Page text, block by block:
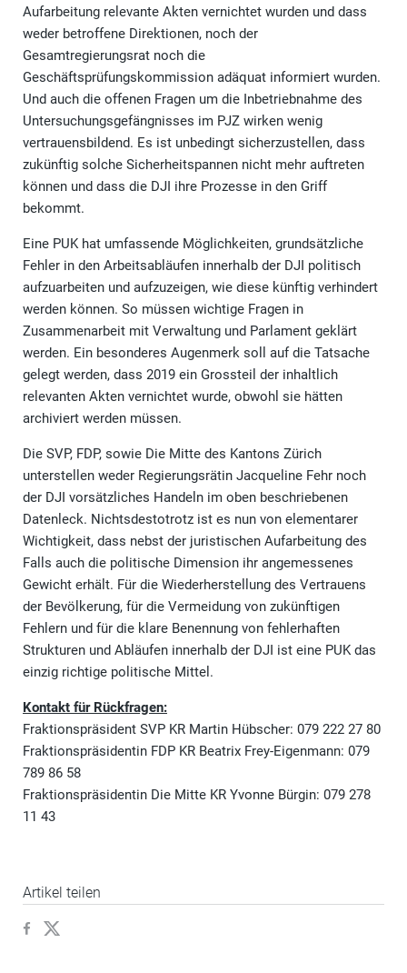
Aufarbeitung relevante Akten vernichtet wurden und dass
weder betroffene Direktionen, noch der
Gesamtregierungsrat noch die
Geschäftsprüfungskommission adäquat informiert wurden.
Und auch die offenen Fragen um die Inbetriebnahme des
Untersuchungsgefängnisses im PJZ wirken wenig
vertrauensbildend. Es ist unbedingt sicherzustellen, dass
zukünftig solche Sicherheitspannen nicht mehr auftreten
können und dass die DJI ihre Prozesse in den Griff
bekommt.
Eine PUK hat umfassende Möglichkeiten, grundsätzliche
Fehler in den Arbeitsabläufen innerhalb der DJI politisch
aufzuarbeiten und aufzuzeigen, wie diese künftig verhindert
werden können. So müssen wichtige Fragen in
Zusammenarbeit mit Verwaltung und Parlament geklärt
werden. Ein besonderes Augenmerk soll auf die Tatsache
gelegt werden, dass 2019 ein Grossteil der inhaltlich
relevanten Akten vernichtet wurde, obwohl sie hätten
archiviert werden müssen.
Die SVP, FDP, sowie Die Mitte des Kantons Zürich
unterstellen weder Regierungsrätin Jacqueline Fehr noch
der DJI vorsätzliches Handeln im oben beschriebenen
Datenleck. Nichtsdestotrotz ist es nun von elementarer
Wichtigkeit, dass nebst der juristischen Aufarbeitung des
Falls auch die politische Dimension ihr angemessenes
Gewicht erhält. Für die Wiederherstellung des Vertrauens
der Bevölkerung, für die Vermeidung von zukünftigen
Fehlern und für die klare Benennung von fehlerhaften
Strukturen und Abläufen innerhalb der DJI ist eine PUK das
einzig richtige politische Mittel.
Kontakt für Rückfragen:
Fraktionspräsident SVP KR Martin Hübscher: 079 222 27 80
Fraktionspräsidentin FDP KR Beatrix Frey-Eigenmann: 079
789 86 58
Fraktionspräsidentin Die Mitte KR Yvonne Bürgin: 079 278
11 43
Artikel teilen